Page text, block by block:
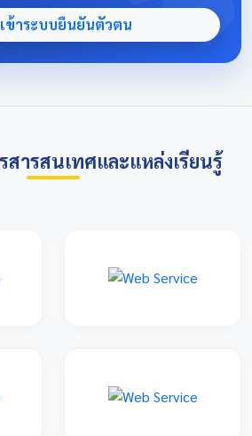
เข้าระบบยืนยันตัวตน
สารสนเทศและแหล่งเรียนรู้